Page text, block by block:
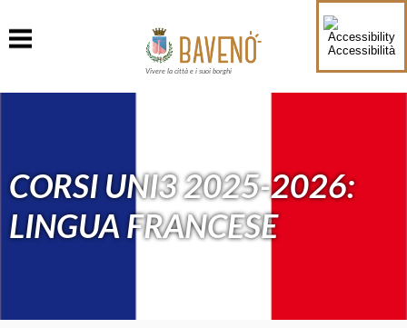
Accessibilità
Vivere la città e i suoi borghi
CORSI UNI3 2025-2026:
LINGUA FRANCESE